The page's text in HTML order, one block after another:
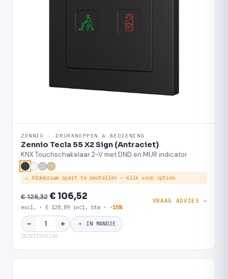
ZENNIO · DRUKKNOPPEN & BEDIENING
Zennio Tecla 55 X2 Sign (Antraciet)
KNX Touchschakelaar 2-V met DND en MUR indicator
⚠ Afdekraam apart te bestellen — klik voor opties
€ 125,32€ 106,52
excl. · € 128,89 incl. btw · -15%
VRAAG ADVIES →
− ＋ ＋ IN MANDJE
ZEZVIT55X2SA